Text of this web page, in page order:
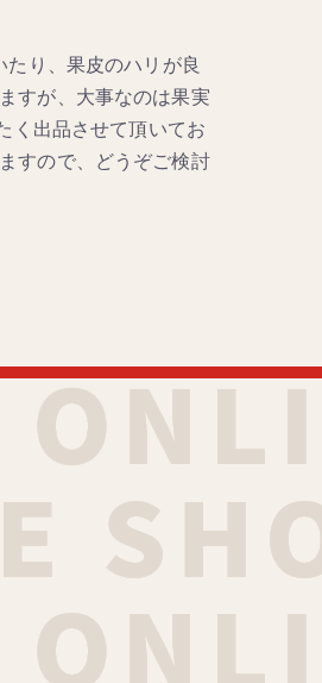
り、果皮のハリが良
すが、大事なのは果実
く出品させて頂いてお
すので、どうぞご検討